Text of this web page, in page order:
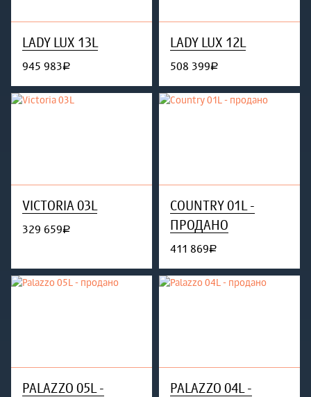
LADY LUX 13L
945 983руб.
LADY LUX 12L
508 399руб.
VICTORIA 03L
329 659руб.
COUNTRY 01L -
ПРОДАНО
411 869руб.
PALAZZO 05L -
PALAZZO 04L -